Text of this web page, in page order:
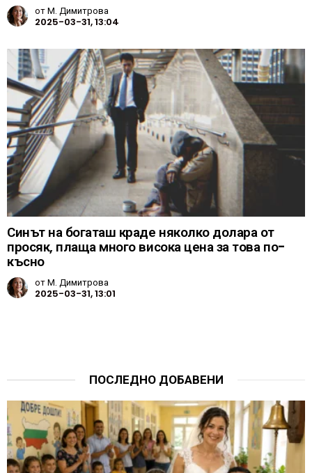
отМ. Димитрова
2025-03-31, 13:04
Синът на богаташ краде няколко долара от
просяк, плаща много висока цена за това по-
късно
отМ. Димитрова
2025-03-31, 13:01
ПОСЛЕДНО ДОБАВЕНИ